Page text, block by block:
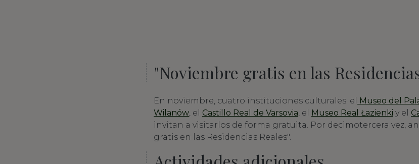
"Noviembre gratis en las
En noviembre, cuatro instituciones culturales: el
Museo del
Wilanów, el Castillo Real de Varsovia, el Museo Real Łazienki y el
invitan a visitarlos de forma gratuita. Por decimotercera vez,
gratis en las Residencias Reales".